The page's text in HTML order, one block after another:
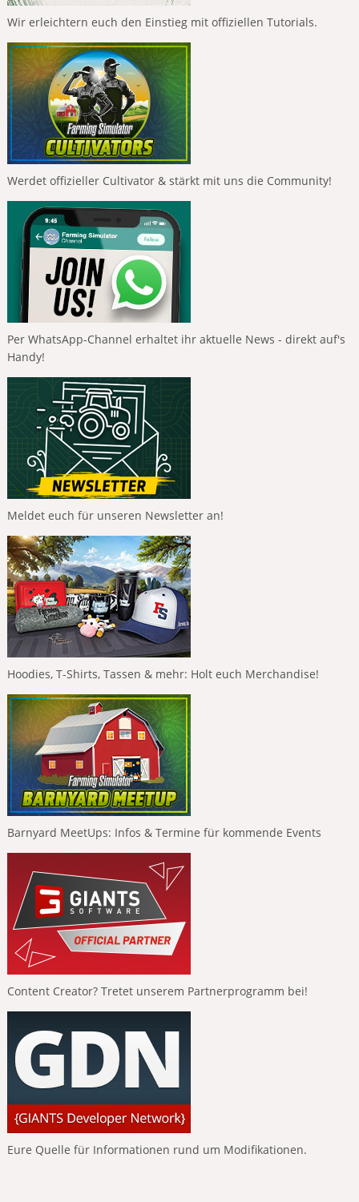
Wir erleichtern euch den Einstieg mit offiziellen Tutorials.
Werdet offizieller Cultivator & stärkt mit uns die Community!
Per WhatsApp-Channel erhaltet ihr aktuelle News - direkt auf's
Handy!
Meldet euch für unseren Newsletter an!
Hoodies, T-Shirts, Tassen & mehr: Holt euch Merchandise!
Barnyard MeetUps: Infos & Termine für kommende Events
Content Creator? Tretet unserem Partnerprogramm bei!
Eure Quelle für Informationen rund um Modifikationen.